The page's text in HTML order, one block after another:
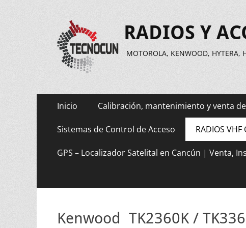
RADIOS Y
MOTOROLA, KENWOOD, HYTERA,
Menú
Saltar
contenido
Inicio Calibración, mantenimiento y venta
Sistemas de Control de Acceso RADIOS VHF
GPS – Localizador Satelital en Cancún | Venta,
Kenwood TK2360K /